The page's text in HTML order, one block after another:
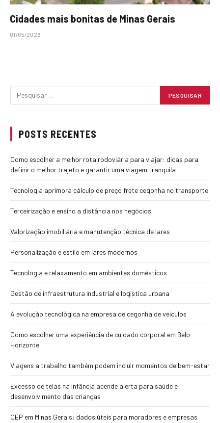
Cidades mais bonitas de Minas Gerais
01/05/2026
POSTS RECENTES
Como escolher a melhor rota rodoviária para viajar: dicas para
definir o melhor trajeto e garantir uma viagem tranquila
Tecnologia aprimora cálculo de preço frete cegonha no transporte
Terceirização e ensino a distância nos negócios
Valorização imobiliária e manutenção técnica de lares
Personalização e estilo em lares modernos
Tecnologia e relaxamento em ambientes domésticos
Gestão de infraestrutura industrial e logística urbana
A evolução tecnológica na empresa de cegonha de veículos
Como escolher uma experiência de cuidado corporal em Belo
Horizonte
Viagens a trabalho também podem incluir momentos de bem-estar
Excesso de telas na infância acende alerta para saúde e
desenvolvimento das crianças
CEP em Minas Gerais: dados úteis para moradores e empresas